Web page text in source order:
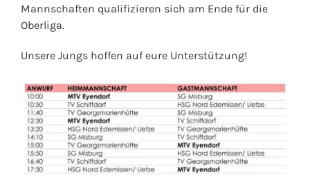
Mannschaften qualifizieren sich am Ende für die
Oberliga.
Unsere Jungs hoffen auf eure Unterstützung!